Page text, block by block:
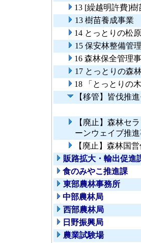
13 [繰越明許費]
13 樹苗養成事業
14 とっとりの松
15 保安林整備管
16 森林保全管理
17 とっとりの
18 「とっとりの
【移管】皆伐推
【廃止】森林セ
ーンウェイブ推
【廃止】森林国
販路拡大・輸出促進
食のみやこ推進課
東部農林事務所
中部農林局
西部農林局
日野振興局
農業試験場